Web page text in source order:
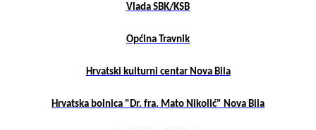
Vlada SBK/KSB
Općina Travnik
Hrvatski kulturni centar Nova Bila
Hrvatska bolnica "Dr. fra. Mato Nikolić" Nova Bila